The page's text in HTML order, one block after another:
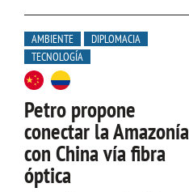
AMBIENTE
DIPLOMACIA
TECNOLOGÍA
Petro propone
conectar la Amazonía
con China vía fibra
óptica